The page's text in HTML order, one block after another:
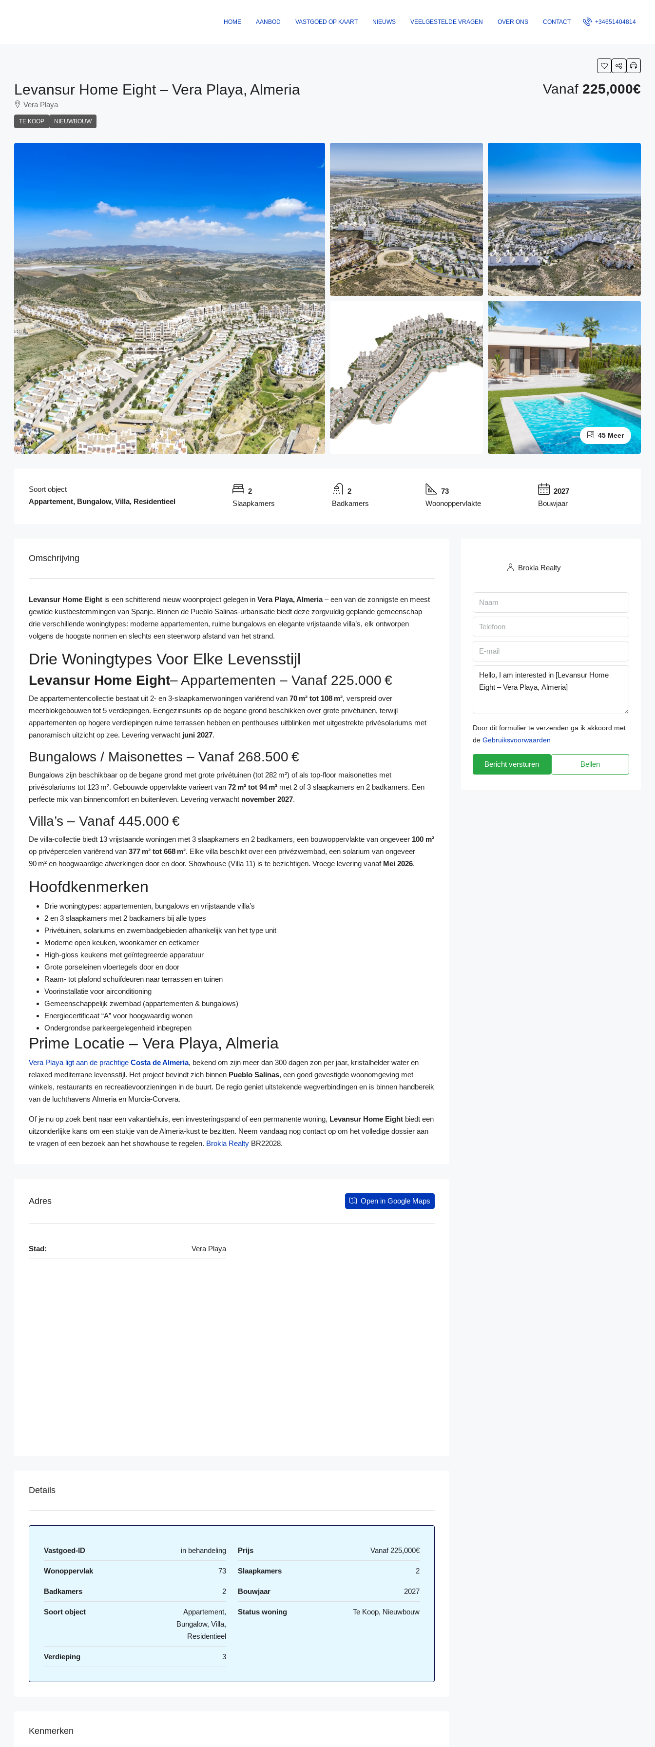
HOME AANBOD VASTGOED OP KAART NIEUWS VEELGESTELDE VRAGEN OVER ONS CONTACT +34651404814
Levansur Home Eight – Vera Playa, Almeria
Vera Playa
TE KOOP NIEUWBOUW
Vanaf 225,000€
45 Meer
Soort object
Appartement, Bungalow, Villa, Residentieel
2
Slaapkamers
2
Badkamers
73
Woonoppervlakte
2027
Bouwjaar
Omschrijving
Levansur Home Eight is een schitterend nieuw woonproject gelegen in Vera Playa, Almeria– een van de zonnigste en meest
gewilde kustbestemmingen van Spanje. Binnen de Pueblo Salinas-urbanisatie biedt deze zorgvuldig geplande gemeenschap
drie verschillende woningtypes: moderne appartementen, ruime bungalows en elegante vrijstaande villa’s, elk ontworpen
volgens de hoogste normen en slechts een steenworp afstand van het strand.
Drie Woningtypes Voor Elke Levensstijl
Levansur Home Eight– Appartementen – Vanaf 225.000 €
De appartementencollectie bestaat uit 2‑ en 3‑slaapkamerwoningen variërend van 70 m² tot 108 m², verspreid over
meerblokgebouwen tot 5 verdiepingen. Eengezinsunits op de begane grond beschikken over grote privétuinen, terwijl
appartementen op hogere verdiepingen ruime terrassen hebben en penthouses uitblinken met uitgestrekte privésolariums met
panoramisch uitzicht op zee. Levering verwacht juni 2027.
Bungalows / Maisonettes – Vanaf 268.500 €
Bungalows zijn beschikbaar op de begane grond met grote privétuinen (tot 282 m²) of als top‑floor maisonettes met
privésolariums tot 123 m². Gebouwde oppervlakte varieert van 72 m² tot 94 m² met 2 of 3 slaapkamers en 2 badkamers. Een
perfecte mix van binnencomfort en buitenleven. Levering verwacht november 2027.
Villa’s – Vanaf 445.000 €
De villa‑collectie biedt 13 vrijstaande woningen met 3 slaapkamers en 2 badkamers, een bouwoppervlakte van ongeveer 100 m²
op privépercelen variërend van 377 m² tot 668 m². Elke villa beschikt over een privézwembad, een solarium van ongeveer
90 m² en hoogwaardige afwerkingen door en door. Showhouse (Villa 11) is te bezichtigen. Vroege levering vanaf Mei 2026.
Hoofdkenmerken
Drie woningtypes: appartementen, bungalows en vrijstaande villa’s
2 en 3 slaapkamers met 2 badkamers bij alle types
Privétuinen, solariums en zwembadgebieden afhankelijk van het type unit
Moderne open keuken, woonkamer en eetkamer
High‑gloss keukens met geïntegreerde apparatuur
Grote porseleinen vloertegels door en door
Raam- tot plafond schuifdeuren naar terrassen en tuinen
Voorinstallatie voor airconditioning
Gemeenschappelijk zwembad (appartementen & bungalows)
Energiecertificaat “A” voor hoogwaardig wonen
Ondergrondse parkeergelegenheid inbegrepen
Prime Locatie – Vera Playa, Almeria
Vera Playa ligt aan de prachtige Costa de Almeria, bekend om zijn meer dan 300 dagen zon per jaar, kristalhelder water en
relaxed mediterrane levensstijl. Het project bevindt zich binnen Pueblo Salinas, een goed gevestigde woonomgeving met
winkels, restaurants en recreatievoorzieningen in de buurt. De regio geniet uitstekende wegverbindingen en is binnen handbereik
van de luchthavens Almeria en Murcia‑Corvera.
Of je nu op zoek bent naar een vakantiehuis, een investeringspand of een permanente woning, Levansur Home Eight biedt een
uitzonderlijke kans om een stukje van de Almeria-kust te bezitten. Neem vandaag nog contact op om het volledige dossier aan
te vragen of een bezoek aan het showhouse te regelen. Brokla Realty BR22028.
Adres Open in Google Maps
Stad: Vera Playa
Details
Vastgoed-ID in behandeling Prijs Vanaf225,000€
Wonoppervlak 73 Slaapkamers 2
Badkamers 2 Bouwjaar 2027
Soort object
Appartement,
Bungalow, Villa,
Residentieel
Status woning Te Koop, Nieuwbouw
Verdieping 3
Kenmerken
Brokla Realty
Door dit formulier te verzenden ga ik akkoord met
de Gebruiksvoorwaarden
Bericht versturen Bellen